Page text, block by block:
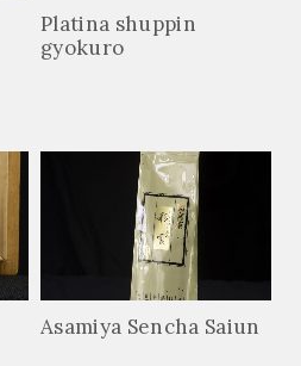
Platina shuppin
gyokuro
Asamiya Sencha Saiun